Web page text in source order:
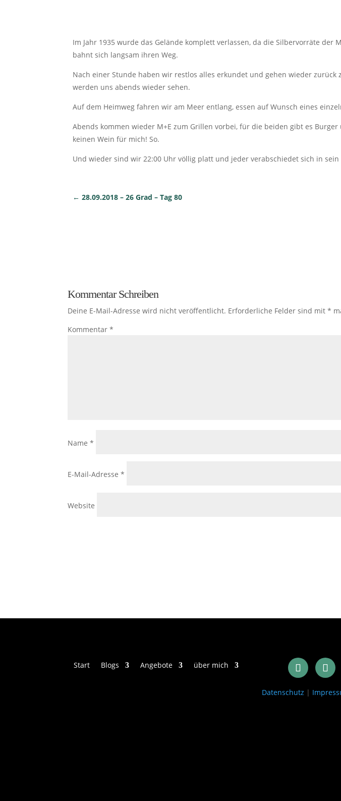
Im Jahr 1935 wurde das Gelände komplett verlassen, da die Silbervorräte
bahnt sich langsam ihren Weg.
Nach einer Stunde haben wir restlos alles erkundet und gehen wieder
werden uns abends wieder sehen.
Auf dem Heimweg fahren wir am Meer entlang, essen auf Wunsch eines
Abends kommen wieder M+E zum Grillen vorbei, für die beiden gibt es
keinen Wein für mich! So.
Und wieder sind wir 22:00 Uhr völlig platt und jeder verabschiedet sich in sein
← 28.09.2018 – 26 Grad – Tag 80
Kommentar Schreiben
Deine E-Mail-Adresse wird nicht veröffentlicht. Erforderliche Felder sind mit*
Kommentar*
Name*
E-Mail-Adresse*
Website
Start Blogs Angebote über mich
Datenschutz |